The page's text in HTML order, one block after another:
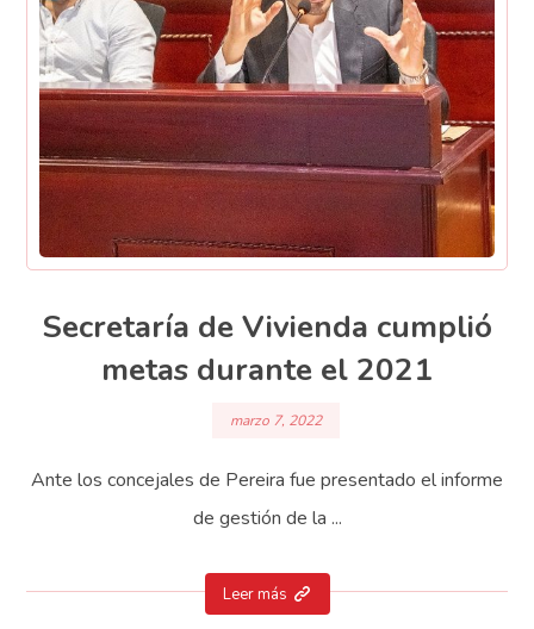
Secretaría de Vivienda cumplió
metas durante el 2021
marzo 7, 2022
Ante los concejales de Pereira fue presentado el informe
de gestión de la ...
Leer más